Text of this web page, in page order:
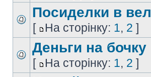
Посиделки в
[ На сторінку: 1, 2 ]
Деньги на бочку
[ На сторінку: 1, 2 ]